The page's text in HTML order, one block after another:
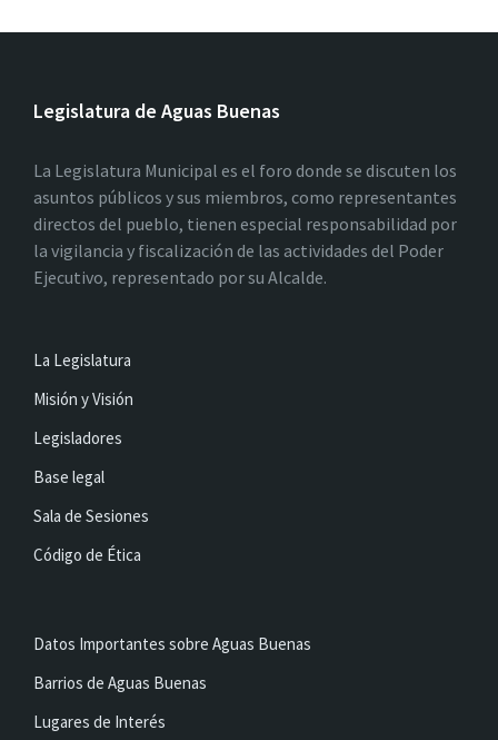
Legislatura de Aguas Buenas
La Legislatura Municipal es el foro donde se discuten los
asuntos públicos y sus miembros, como representantes
directos del pueblo, tienen especial responsabilidad por
la vigilancia y fiscalización de las actividades del Poder
Ejecutivo, representado por su Alcalde.
La Legislatura
Misión y Visión
Legisladores
Base legal
Sala de Sesiones
Código de Ética
Datos Importantes sobre Aguas Buenas
Barrios de Aguas Buenas
Lugares de Interés